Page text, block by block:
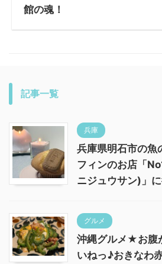
館の魂！
記事一覧
兵庫
兵庫県明石市の魚
フィンのお店「
ニジュウサン)」
グルメ
沖縄グルメ★お腹
いねっ♪おきなわ